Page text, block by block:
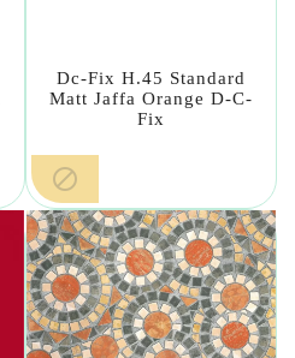
Dc-Fix H.45 Standard
Matt Jaffa Orange D-C-
Fix
